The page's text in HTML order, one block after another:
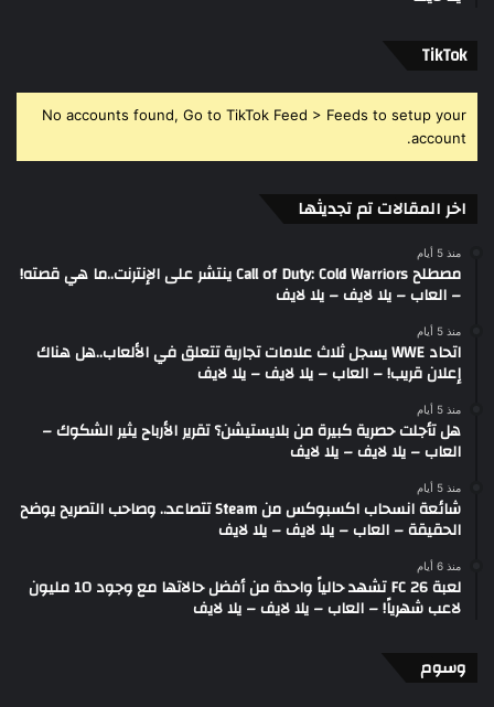
‫TikTok
No accounts found, Go to TikTok Feed > Feeds to setup your
account.
اخر المقالات تم تجديثها
منذ 5 أيام
مصطلح Call of Duty: Cold Warriors ينتشر على الإنترنت..ما هي قصته!
– العاب – يلا لايف – يلا لايف
منذ 5 أيام
اتحاد WWE يسجل ثلاث علامات تجارية تتعلق في الألعاب..هل هناك
إعلان قريب! – العاب – يلا لايف – يلا لايف
منذ 5 أيام
هل تأجلت حصرية كبيرة من بلايستيشن؟ تقرير الأرباح يثير الشكوك –
العاب – يلا لايف – يلا لايف
منذ 5 أيام
شائعة انسحاب اكسبوكس من Steam تتصاعد.. وصاحب التصريح يوضح
الحقيقة – العاب – يلا لايف – يلا لايف
منذ 6 أيام
لعبة FC 26 تشهد حالياً واحدة من أفضل حالاتها مع وجود 10 مليون
لاعب شهرياً! – العاب – يلا لايف – يلا لايف
وسوم